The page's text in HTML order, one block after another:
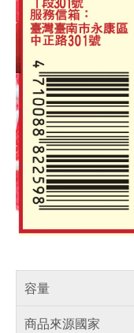
容量
商品來源國家